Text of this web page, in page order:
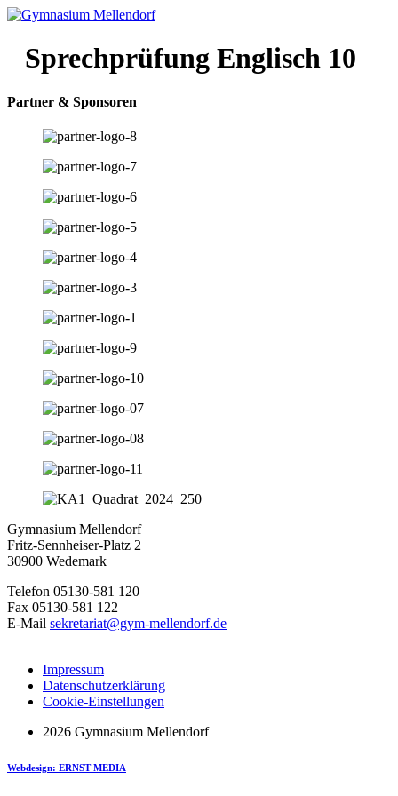
Zum
wechseln
Sprechprüfung Englisch 10
Partner & Sponsoren
Gymnasium Mellendorf
Fritz-Sennheiser-Platz 2
30900 Wedemark
Telefon 05130-581 120
Fax 05130-581 122
E-Mail sekretariat@gym-mellendorf.de
Impressum
Datenschutzerklärung
Cookie-Einstellungen
2026 Gymnasium Mellendorf
Webdesign: ERNST MEDIA